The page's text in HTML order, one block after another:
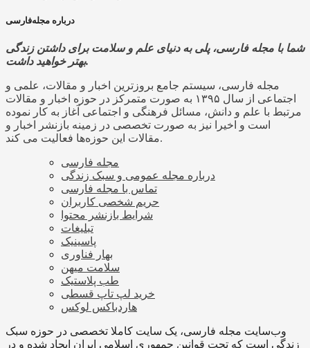
درباره مجله‌فارسی
شما با مجله فارسی، پلی به دنیای علم و سلامت برای داشتن زندگی
بهتر خواهید داشت.
مجله فارسی، سیستم جامع بروزترین اخبار و مقالات، علمی و
اجتماعی از سال ۱۳۹۵ به صورت متمرکز در حوزه اخبار و مقالات
مرتبط با علم و دانش، مسائل فرهنگی و اجتماعی آغاز به کار نموده
است و اخیرا نیز به صورت تخصصی در زمینه بازنشر اخبار و
مقالات این حوزه‌ها فعالیت می کند.
مجله فارسی
درباره مجله عمومی و سبک زندگی
تماس با مجله فارسی
حریم شخصی کاربران
شرایط بازنشر محتوا
تبلیغات
پاسینیک
بهار فناوری
سلامت میهن
طب پلاستیک
خرید لپ تاپ قسطی
هاردباکس لوکس
وب‌سایت مجله فارسی، یک سایت کاملا تخصصی در حوزه سبک
زندگی است که تحت قوانین جمهوری اسلامی ایران ایجاد شده و در